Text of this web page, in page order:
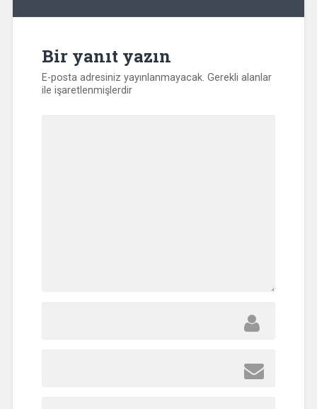
Bir yanıt yazın
E-posta adresiniz yayınlanmayacak. Gerekli alanlar
ile işaretlenmişlerdir